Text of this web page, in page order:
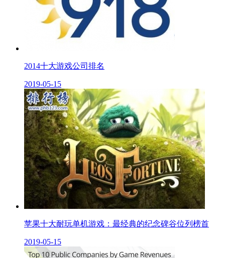
2014十大游戏公司排名
2019-05-15
苹果十大耐玩单机游戏：最经典的纪念碑谷位列榜首
2019-05-15